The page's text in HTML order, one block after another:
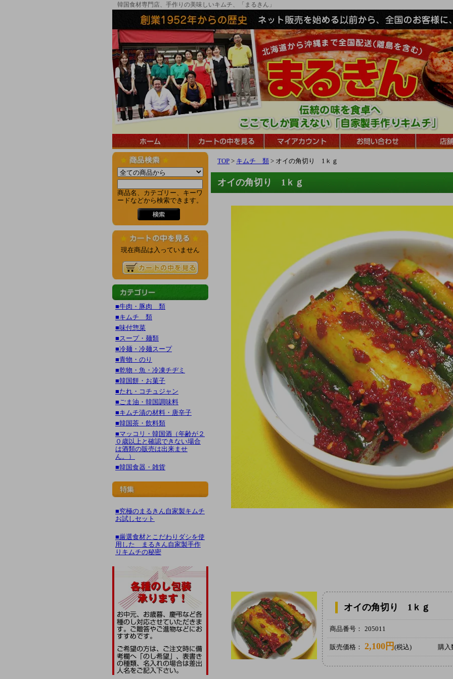
韓国食材専門店、手作りの美味しいキムチ、「まるきん」
TOP > キムチ 類 > オイの角切り 1ｋｇ
オイの角切り 1ｋｇ
オイの角切り 1ｋｇ
商品番号： 205011
販売価格： 2,100円 (税込) 購入
商品名、カテゴリー、キーワ
ードなどから検索できます。
現在商品は入っていません
■牛肉・豚肉 類
■キムチ 類
■味付惣菜
■スープ・麺類
■冷麺・冷麺スープ
■青物・のり
■乾物・魚・冷凍チヂミ
■韓国餅・お菓子
■たれ・コチュジャン
■ごま油・韓国調味料
■キムチ漬の材料・唐辛子
■韓国茶・飲料類
■マッコリ・韓国酒（年齢が２
０歳以上と確認できない場合
は酒類の販売は出来ませ
ん。）
■韓国食器・雑貨
■究極のまるきん自家製キムチ
お試しセット
■厳選食材とこだわりダシを使
用した まるきん自家製手作
りキムチの秘密